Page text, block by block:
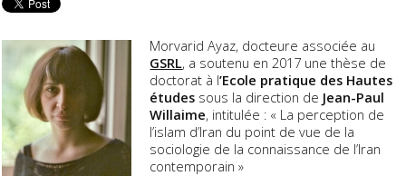
Morvarid Ayaz, docteure associée au
GSRL, a soutenu en 2017 une thèse de
doctorat à l’Ecole pratique des Hautes
études sous la direction de Jean-Paul
Willaime, intitulée : « La perception de
l’islam d’Iran du point de vue de la
sociologie de la connaissance de l’Iran
contemporain »